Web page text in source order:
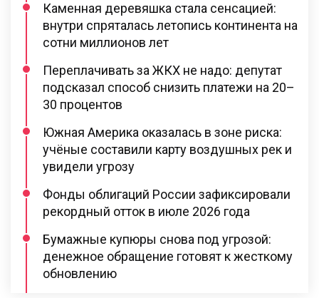
Каменная деревяшка стала сенсацией:
внутри спряталась летопись континента на
сотни миллионов лет
Переплачивать за ЖКХ не надо: депутат
подсказал способ снизить платежи на 20–
30 процентов
Южная Америка оказалась в зоне риска:
учёные составили карту воздушных рек и
увидели угрозу
Фонды облигаций России зафиксировали
рекордный отток в июле 2026 года
Бумажные купюры снова под угрозой:
денежное обращение готовят к жесткому
обновлению